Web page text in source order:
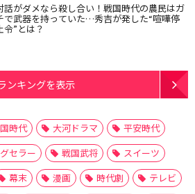
話がダメなら殺し合い！戦国時代の農民はガ
で武器を持っていた…秀吉が発した“喧嘩停
令”とは？
ンキングを表示
時代 大河ドラマ
平安時代
セラー 戦国武将
スイーツ
幕末 漫画 時代劇
テレビ